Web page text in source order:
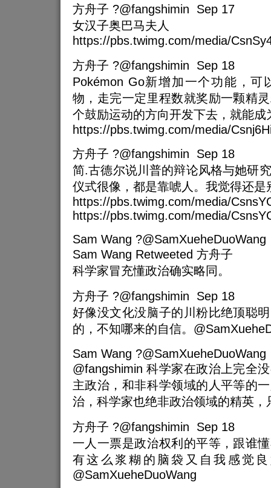
方舟子 ?@fangshimin Sep 17
女汉子奥巴马夫人
https://pbs.twimg.com/media/
方舟子 ?@fangshimin Sep 18
Pokémon Go新增加一个功能，可
物，走完一定里程数就奖励一颗精
个鼓励运动的方向开发下去，就能成
https://pbs.twimg.com/media/
方舟子 ?@fangshimin Sep 18
简.古德尔说川普的辩论风格与她研
仪式很像，都是靠唬人。我觉得还是
https://pbs.twimg.com/media/
https://pbs.twimg.com/media/
Sam Wang
Sam Wang Retweeted 方舟子
科学家冒充懂政治确实略同。
方舟子 ?@fangshimin Sep 18
好像没文化没脑子的川粉比绝顶聪
的，不知哪来的自信。
Sam Wang
@fangshimin 科学家在政治上完全
主政治，和非科学领域的人平等的
治，科学家也绝非政治领域的精英，
方舟子 ?@fangshimin Sep 18
一人一票是政治权利的平等，跟谁
有这么浆糊的脑袋又自我感觉
@SamXueheDuoWang